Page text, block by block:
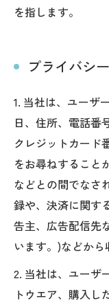
を指します。
プライバシ
1. 当社は、ユーザ
日、住所、電話番
クレジットカード
をお尋ねすること
などとの間でなさ
録や、決済に関す
告主、広告配信先
います。)などから
2. 当社は、ユーザ
トウエア、購入し